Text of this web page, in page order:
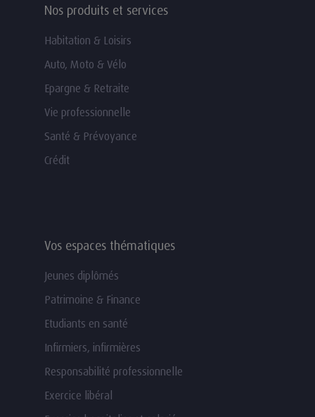
Nos produits et services
Habitation & Loisirs
Auto, Moto & Vélo
Epargne & Retraite
Vie professionnelle
Santé & Prévoyance
Crédit
Vos espaces thématiques
Jeunes diplômés
Patrimoine & Finance
Etudiants en santé
Infirmiers, infirmières
Responsabilité professionnelle
Exercice libéral